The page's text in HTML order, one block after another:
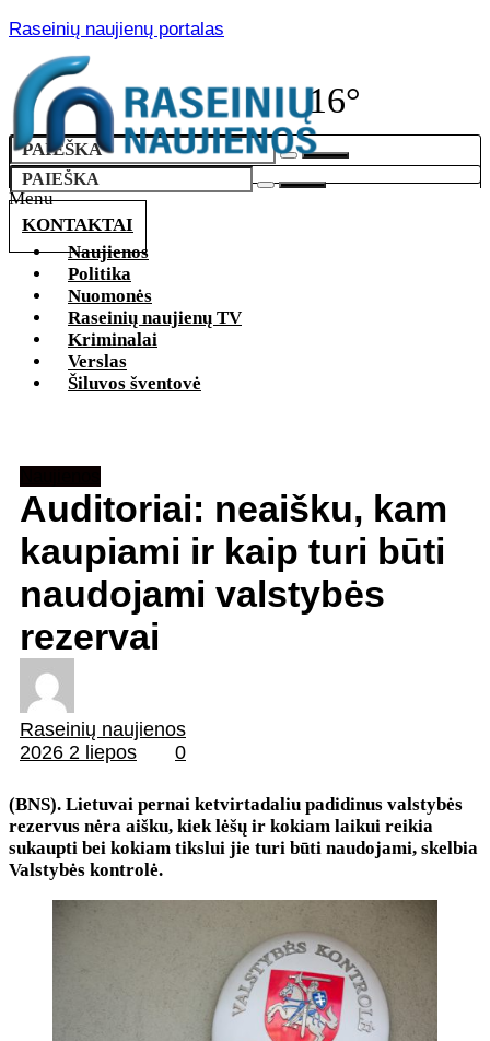
Raseinių naujienų portalas
16°
KONTAKTAI
Menu
Naujienos
Politika
Nuomonės
Raseinių naujienų TV
Kriminalai
Verslas
Šiluvos šventovė
Auditoriai: neaišku, kam
kaupiami ir kaip turi būti
naudojami valstybės
rezervai
Raseinių naujienos
2026 2 liepos
0
(BNS). Lietuvai pernai ketvirtadaliu padidinus valstybės
rezervus nėra aišku, kiek lėšų ir kokiam laikui reikia
sukaupti bei kokiam tikslui jie turi būti naudojami, skelbia
Valstybės kontrolė.